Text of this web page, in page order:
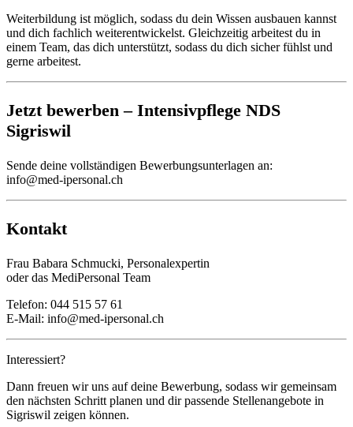
Weiterbildung ist möglich, sodass du dein Wissen ausbauen kannst
und dich fachlich weiterentwickelst. Gleichzeitig arbeitest du in
einem Team, das dich unterstützt, sodass du dich sicher fühlst und
gerne arbeitest.
Jetzt bewerben – Intensivpflege NDS
Sigriswil
Sende deine vollständigen Bewerbungsunterlagen an:
info@med-ipersonal.ch
Kontakt
Frau Babara Schmucki, Personalexpertin
oder das MediPersonal Team
Telefon: 044 515 57 61
E-Mail: info@med-ipersonal.ch
Interessiert?
Dann freuen wir uns auf deine Bewerbung, sodass wir gemeinsam
den nächsten Schritt planen und dir passende Stellenangebote in
Sigriswil zeigen können.